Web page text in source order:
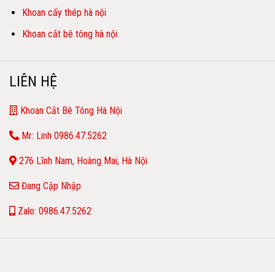
Khoan cấy thép hà nội
Khoan cắt bê tông hà nội
LIÊN HỆ
Khoan Cắt Bê Tông Hà Nội
Mr: Linh 0986.47.5262
276 Lĩnh Nam, Hoàng Mai, Hà Nội
Đang Cập Nhập
Zalo: 0986.47.5262